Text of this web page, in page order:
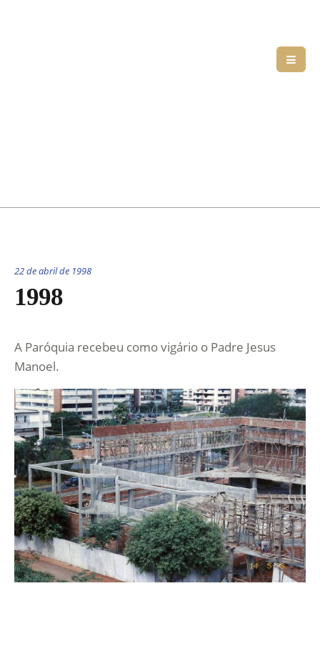
22 de abril de 1998
1998
A Paróquia recebeu como vigário o Padre Jesus
Manoel.